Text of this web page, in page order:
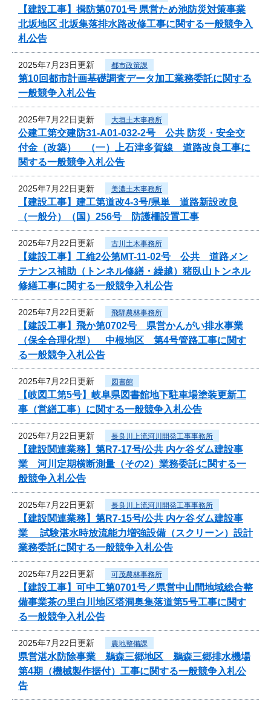
【建設工事】揖防第0701号 県営ため池防災対策事業
北坂地区 北坂集落排水路改修工事に関する一般競争入
札公告
2025年7月23日更新 都市政策課
第10回都市計画基礎調査データ加工業務委託に関する
一般競争入札公告
2025年7月22日更新 大垣土木事務所
公建工第交建防31-A01-032-2号 公共 防災・安全交
付金（改築） （一）上石津多賀線 道路改良工事に
関する一般競争入札公告
2025年7月22日更新 美濃土木事務所
【建設工事】建工第道改4-3号/県単 道路新設改良
（一般分）（国）256号 防護柵設置工事
2025年7月22日更新 古川土木事務所
【建設工事】工維2公第MT-11-02号 公共 道路メン
テナンス補助（トンネル修繕・繰越）猪臥山トンネル
修繕工事に関する一般競争入札公告
2025年7月22日更新 飛騨農林事務所
【建設工事】飛か第0702号 県営かんがい排水事業
（保全合理化型） 中根地区 第4号管路工事に関す
る一般競争入札公告
2025年7月22日更新 図書館
【岐図工第5号】岐阜県図書館地下駐車場塗装更新工
事（営繕工事）に関する一般競争入札公告
2025年7月22日更新 長良川上流河川開発工事事務所
【建設関連業務】第R7-17号/公共 内ケ谷ダム建設事
業 河川定期横断測量（その2）業務委託に関する一
般競争入札公告
2025年7月22日更新 長良川上流河川開発工事事務所
【建設関連業務】第R7-15号/公共 内ケ谷ダム建設事
業 試験湛水時放流能力増強設備（スクリーン）設計
業務委託に関する一般競争入札公告
2025年7月22日更新 可茂農林事務所
【建設工事】可中工第0701号／県営中山間地域総合整
備事業茶の里白川地区塔洞奥集落道第5号工事に関す
る一般競争入札公告
2025年7月22日更新 農地整備課
県営湛水防除事業 鵜森三郷地区 鵜森三郷排水機場
第4期（機械製作据付）工事に関する一般競争入札公
告